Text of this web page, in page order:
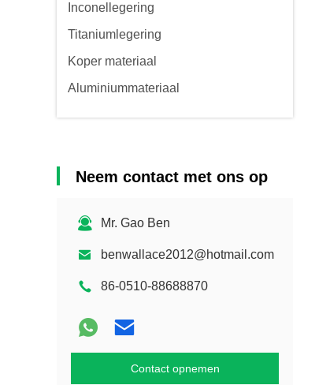
Inconellegering
Titaniumlegering
Koper materiaal
Aluminiummateriaal
Neem contact met ons op
Mr. Gao Ben
benwallace2012@hotmail.com
86-0510-88688870
Contact opnemen